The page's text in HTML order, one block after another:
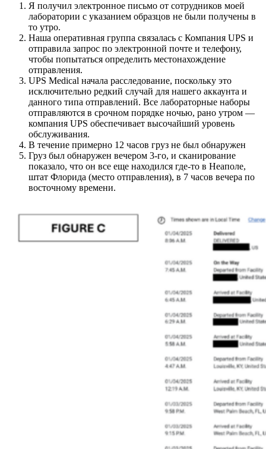
Я получил электронное письмо от сотрудников моей
лаборатории с указанием образцов не были получены в
то утро.
Наша оперативная группа связалась с Компания UPS и
отправила запрос по электронной почте и телефону,
чтобы попытаться определить местонахождение
отправления.
UPS Medical начала расследование, поскольку это
исключительно редкий случай для нашего аккаунта и
данного типа отправлений. Все лабораторные наборы
отправляются в срочном порядке ночью, рано утром —
компания UPS обеспечивает высочайший уровень
обслуживания.
В течение примерно 12 часов груз не был обнаружен
Груз был обнаружен вечером 3-го, и сканирование
показало, что он все еще находился где-то в Неаполе,
штат Флорида (место отправления), в 7 часов вечера по
восточному времени.